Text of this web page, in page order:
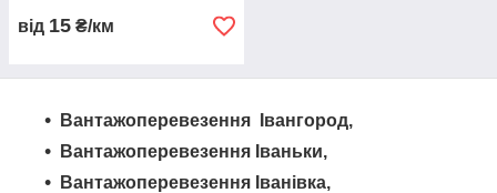
від 15 ₴/км
Вантажоперевезення Івангород,
Вантажоперевезення Іваньки,
Вантажоперевезення Іванівка,